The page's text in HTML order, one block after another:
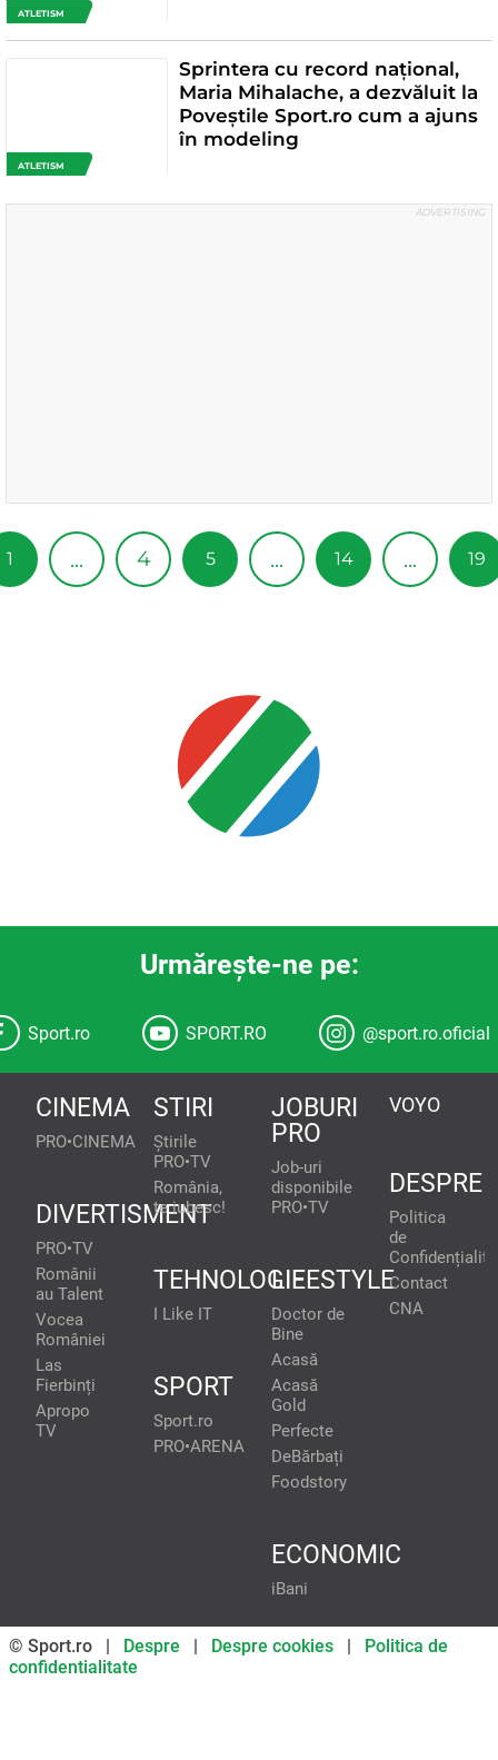
ATLETISM
ATLETISM
Sprintera cu record național,
Maria Mihalache, a dezvăluit la
Poveștile Sport.ro cum a ajuns
în modeling
1 ... 4 5 ... 14 ... 19
Urmăreşte-ne pe:
Sport.ro SPORT.RO @sport.ro.oficial
CINEMA
PRO•CINEMA
DIVERTISMENT
PRO•TV
Românii
au Talent
Vocea
României
Las
Fierbinți
Apropo
TV
STIRI
Știrile
PRO•TV
România,
te iubesc!
TEHNOLOGIE
I Like IT
SPORT
Sport.ro
PRO•ARENA
JOBURI
PRO
Job-uri
disponibile
PRO•TV
LIFESTYLE
Doctor de
Bine
Acasă
Acasă
Gold
Perfecte
DeBărbați
Foodstory
ECONOMIC
iBani
VOYO
DESPRE
Politica
de
Contact
CNA
© Sport.ro | Despre Despre cookies
Politica de
confidentialitate